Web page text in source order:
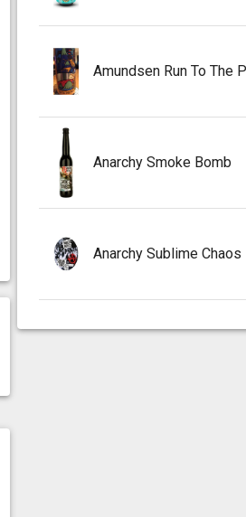
Amundsen Run To The
Anarchy Smoke Bomb
Anarchy Sublime Chaos